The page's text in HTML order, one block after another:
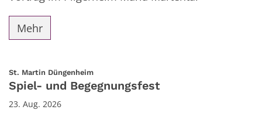
Mehr
St. Martin Düngenheim:
Spiel- und Begegnungsfest
23. Aug. 2026